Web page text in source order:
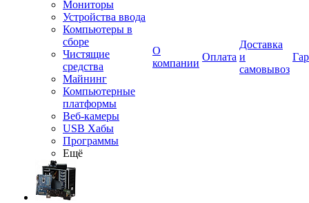
Мониторы
Устройства ввода
Компьютеры в
сборе
Чистящие
средства
Майнинг
Компьютерные
платформы
Веб-камеры
USB Хабы
Программы
Ещё
О
компании
Оплата
Доставка
и
самовывоз